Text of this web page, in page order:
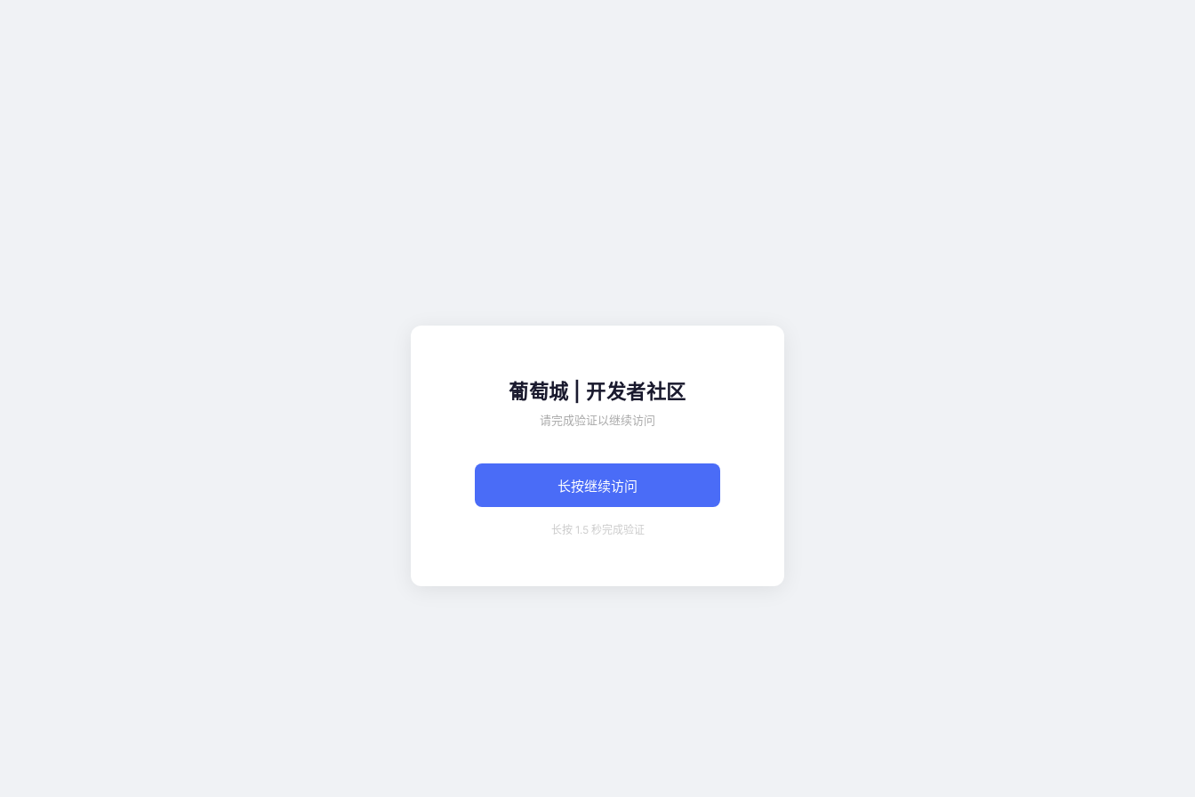
葡萄城 | 开发者社区
请完成验证以继续访问
长按继续访问
长按 1.5 秒完成验证